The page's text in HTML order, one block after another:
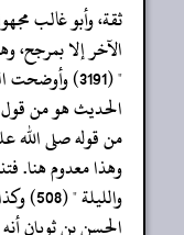
‏‏‏‏ثقة، وأبو غالب
‏‏‏‏الآخر إلا بمرجح،
‏‏‏‏" (3191) وأوضحت السبب هناك. وأزيد هنا فأقول: إن في رواية نهشل هذه أن
‏‏‏‏الحديث هو من قول
‏‏‏‏من قوله صلى الله
‏‏‏‏وهذا معدوم هنا.
‏‏‏‏والليلة " (508) وكذا ابن السني من طريق الليث بن سعد وسعيد بن أبي أيوب عن
‏‏‏‏الحسن بن ثوبان